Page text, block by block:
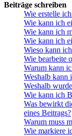
Beiträge schreiben
Wie erstelle
Wie kann ich
Wie kann ich
Wie kann ich
Wieso kann
Wie bearbeite
Warum kann
Weshalb kann
Weshalb
Wie kann ich
Was bewirkt
eines Beitrags?
Warum muss
Wie markiere